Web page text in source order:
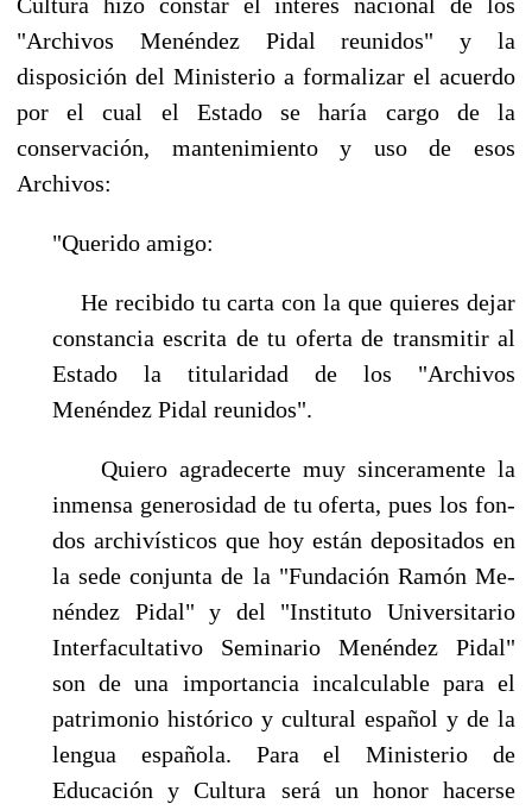
"Archivos Menéndez Pidal reunidos" y la
disposición del Ministerio a formalizar el acuerdo
por el cual el Estado se haría cargo de la
conservación, mantenimiento y uso de esos
Archivos:
"Querido amigo:
He recibido tu carta con la que quieres dejar
constancia escrita de tu oferta de transmitir al
Estado la titularidad de los "Archivos
Menéndez Pidal reunidos".
Quiero agradecerte muy sinceramente la
inmensa generosidad de tu oferta, pues los fon­
dos archivísticos que hoy están depositados en
la sede conjunta de la "Fundación Ramón Me­
néndez Pidal" y del "Instituto Universitario
Interfacultativo Seminario Menéndez Pidal"
son de una importancia incalculable para el
patrimonio histórico y cultural español y de la
len­gua española. Para el Ministerio de
Educación y Cultura será un honor hacerse